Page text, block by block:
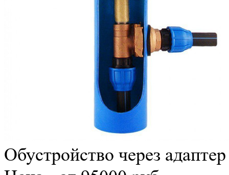
Обустройство через адаптер